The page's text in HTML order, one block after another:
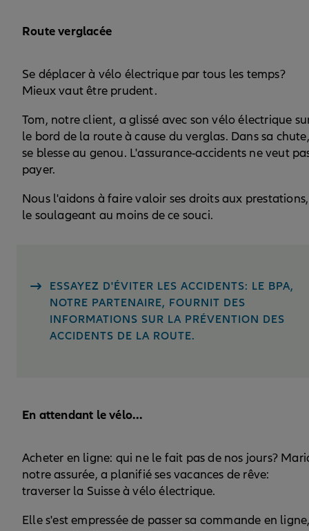
Route verglacée
Se déplacer à vélo électrique par tous les temps?
Mieux vaut être prudent.
Tom, notre client, a glissé avec son vélo électrique
le bord de la route à cause du verglas. Dans sa
se blesse au genou. L'assurance-accidents ne veut
payer.
Nous l'aidons à faire valoir ses droits aux prestations,
le soulageant au moins de ce souci.
ESSAYEZ D'ÉVITER LES ACCIDENTS: LE BPA,
NOTRE PARTENAIRE, FOURNIT DES
INFORMATIONS SUR LA PRÉVENTION DES
ACCIDENTS DE LA ROUTE.
En attendant le vélo...
Acheter en ligne: qui ne le fait pas de nos jours?
notre assurée, a planifié ses vacances de rêve:
traverser la Suisse à vélo électrique.
Elle s'est empressée de passer sa commande en